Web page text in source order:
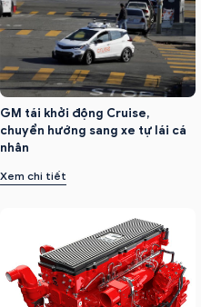
GM tái khởi động Cruise,
chuyển hướng sang xe tự lái cá
nhân
Xem chi tiết